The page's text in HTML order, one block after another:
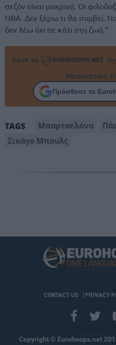
σεζόν είναι μακρινή. Οι
ΝΒΑ. Δεν ξέρω τι θα συμβεί.
δεν λέω όχι σε κάτι στη ζωή.”
Κάνε το
Μπασκετική
Πρόσθεσε το
TAGS Μπαρτσελόνα
Σικάγο Μπουλς
CONTACT US PRIVACY
Copyright © Eurohoops.net